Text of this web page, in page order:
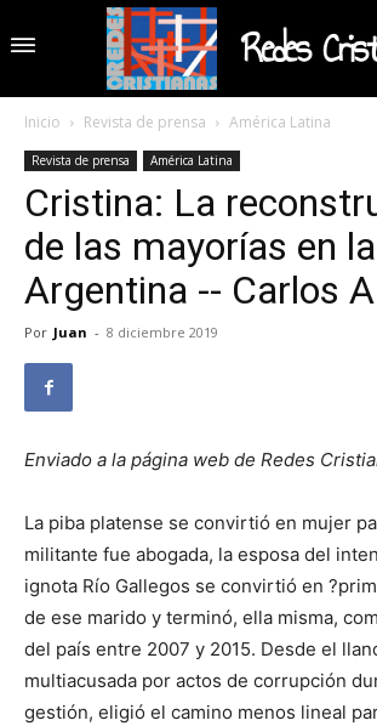
Redes
Inicio Revista de prensa América Latina
Revista de prensa América Latina
Cristina: La
de las mayorías en la
Argentina -- Carlos
Por Juan - 8 diciembre 2019
Enviado a la página web de Redes
La piba platense se convirtió en mujer
militante fue abogada, la esposa del
ignota Río Gallegos se convirtió en
de ese marido y terminó, ella misma,
del país entre 2007 y 2015. Desde el
multiacusada por actos de corrupción
gestión, eligió el camino menos lineal